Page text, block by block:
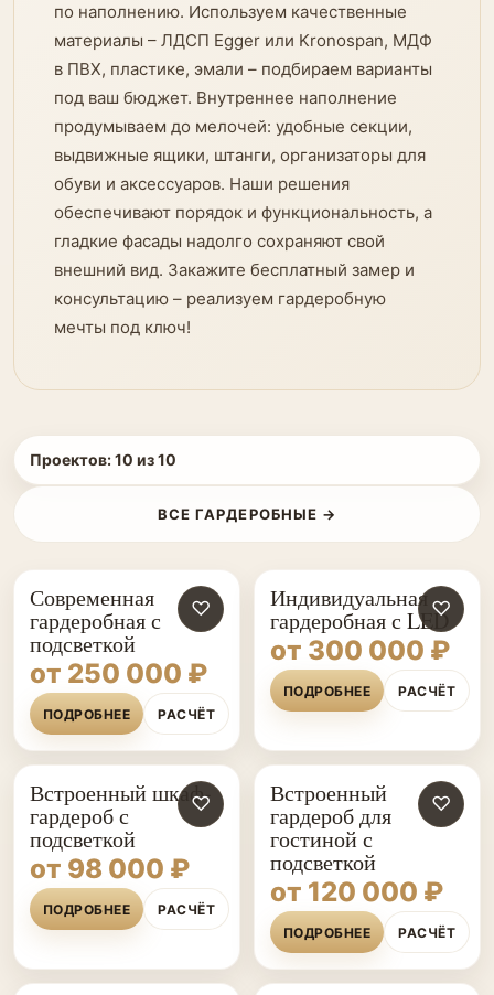
по наполнению. Используем качественные
материалы – ЛДСП Egger или Kronospan, МДФ
в ПВХ, пластике, эмали – подбираем варианты
под ваш бюджет. Внутреннее наполнение
продумываем до мелочей: удобные секции,
выдвижные ящики, штанги, организаторы для
обуви и аксессуаров. Наши решения
обеспечивают порядок и функциональность, а
гладкие фасады надолго сохраняют свой
внешний вид. Закажите бесплатный замер и
консультацию – реализуем гардеробную
мечты под ключ!
Проектов:10 из10
ВСЕ ГАРДЕРОБНЫЕ →
♡
Современная
гардеробная с
подсветкой
от 250 000 ₽
ПОДРОБНЕЕ РАСЧЁТ
♡
Индивидуальная
гардеробная с LED
от 300 000 ₽
ПОДРОБНЕЕ РАСЧЁТ
♡
Встроенный шкаф-
гардероб с
подсветкой
от 98 000 ₽
ПОДРОБНЕЕ РАСЧЁТ
♡
Встроенный
гардероб для
гостиной с
подсветкой
от 120 000 ₽
ПОДРОБНЕЕ РАСЧЁТ